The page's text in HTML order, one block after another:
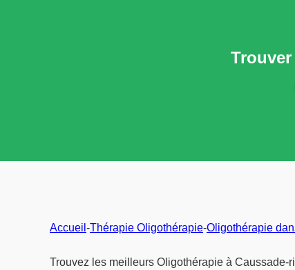
Accueil -Thérapie Oligothérapie-Oligothérapie
Trouvez les meilleurs Oligothérapie à